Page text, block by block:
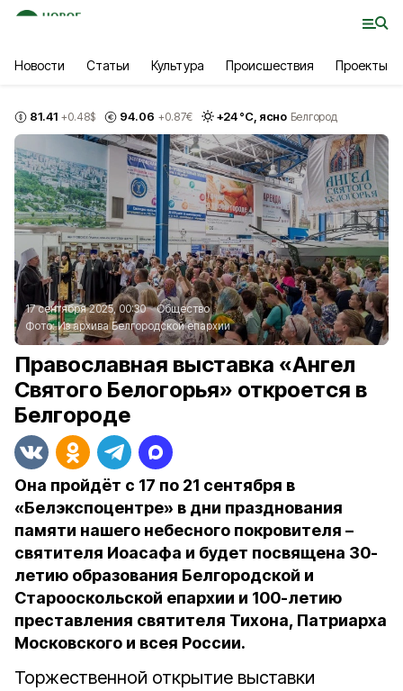
Новости Статьи Культура Происшествия Проекты
81.41 +0.48$ 94.06 +0.87€ +24°С, ясно Белгород
17 сентября 2025, 00:30
Общество
Фото:Из архива Белгородской епархии
Православная выставка «Ангел
Святого Белогорья» откроется в
Белгороде
Она пройдёт с 17 по 21 сентября в
«Белэкспоцентре» в дни празднования
памяти нашего небесного покровителя –
святителя Иоасафа и будет посвящена 30-
летию образования Белгородской и
Старооскольской епархии и 100-летию
преставления святителя Тихона, Патриарха
Московского и всея России.
Торжественной открытие выставки